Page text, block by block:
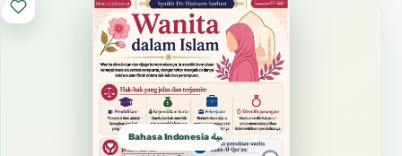
Bahasa Indonesia الإندونيسية